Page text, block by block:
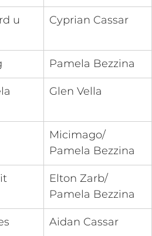
u
Cyprian Cassar
Pamela Bezzina
Glen Vella
Micimago/
Pamela Bezzina
Elton Zarb/
Pamela Bezzina
Aidan Cassar